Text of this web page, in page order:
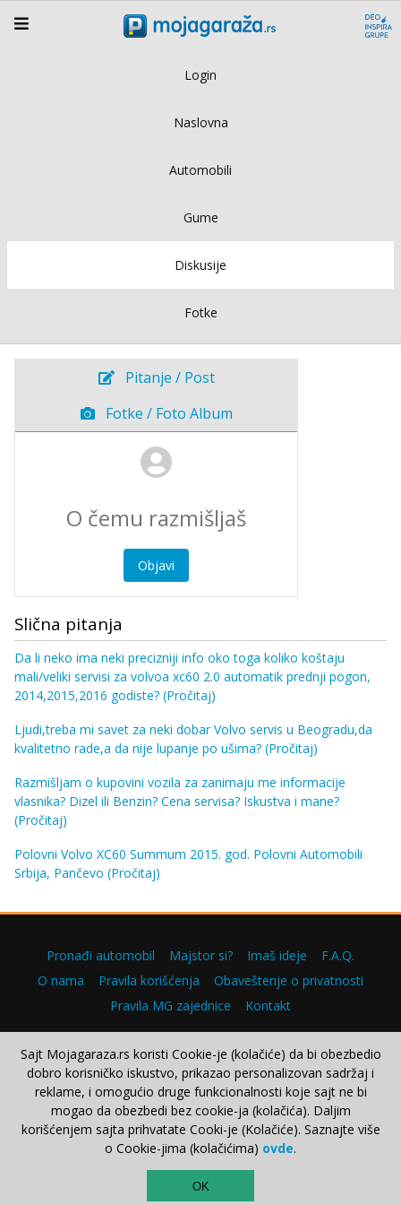
Login
Naslovna
Automobili
Gume
Diskusije
Fotke
Pitanje / Post
Fotke / Foto Album
Objavi
Slična pitanja
Da li neko ima neki precizniji info oko toga koliko koštaju
mali/veliki servisi za volvoa xc60 2.0 automatik prednji pogon,
2014,2015,2016 godiste? (Pročitaj)
Ljudi,treba mi savet za neki dobar Volvo servis u Beogradu,da
kvalitetno rade,a da nije lupanje po ušima? (Pročitaj)
Razmišljam o kupovini vozila za zanimaju me informacije
vlasnika? Dizel ili Benzin? Cena servisa? Iskustva i mane?
(Pročitaj)
Polovni Volvo XC60 Summum 2015. god. Polovni Automobili
Srbija, Pančevo (Pročitaj)
Pronađi automobil Majstor si? Imaš ideje
F.A.Q.
O nama
Pravila korišćenja
Obaveštenje o privatnosti
Pravila MG zajednice
Kontakt
Copyright © 2000–2026.
Sajt Mojagaraza.rs koristi Cookie-je (kolačiće) da bi obezbedio
dobro korisničko iskustvo, prikazao personalizovan sadržaj i
reklame, i omogućio druge funkcionalnosti koje sajt ne bi
mogao da obezbedi bez cookie-ja (kolačića). Daljim
korišćenjem sajta prihvatate Cooki-je (Kolačiće). Saznajte više
o Cookie-jima (kolačićima) ovde.
OK